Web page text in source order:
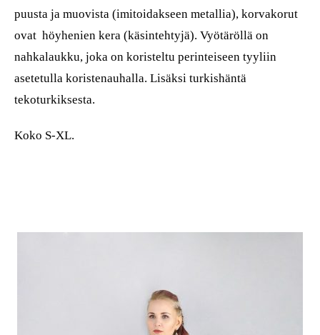
puusta ja muovista (imitoidakseen metallia), korvakorut
ovat höyhenien kera (käsintehtyjä). Vyötäröllä on
nahkalaukku, joka on koristeltu perinteiseen tyyliin
asetetulla koristenauhalla. Lisäksi turkishäntä
tekoturkiksesta.
Koko S-XL.